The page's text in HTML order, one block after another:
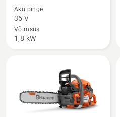
toote
542i
XP®
Aku pinge
36 V
Võimsus
1,8 kW